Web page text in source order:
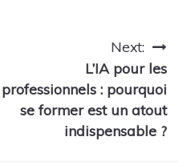
Next:
L’IA pour les
professionnels : pourquoi
se former est un atout
indispensable ?